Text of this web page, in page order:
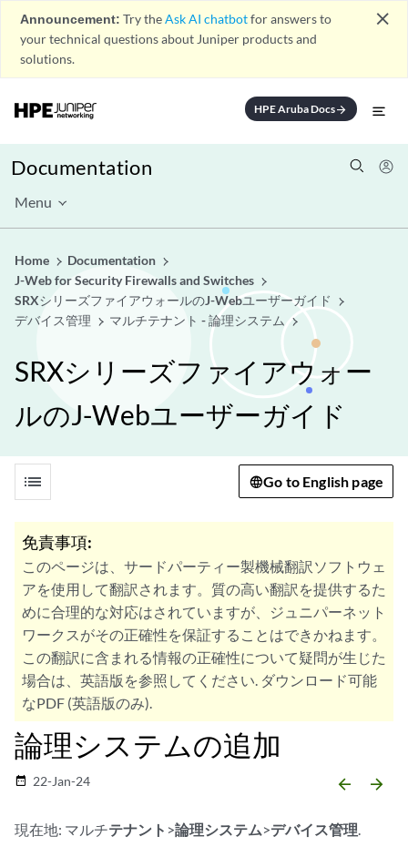
Announcement: Try theAsk AI chatbotfor answers to
your technical questions about Juniper products and
solutions.
close
HPE Aruba Docsarrow_forward
Documentation
Menu
Home
Documentation
J-Web for Security Firewalls and Switches
SRXシリーズファイアウォールのJ-Webユーザーガイド
デバイス管理
マルチテナント - 論理システム
SRXシリーズファイアウォー
ルのJ-Webユーザーガイド
list Go to English page
免責事項:
このページは、サードパーティー製機械翻訳ソフトウェ
アを使用して翻訳されます。質の高い翻訳を提供するた
めに合理的な対応はされていますが、ジュニパーネット
ワークスがその正確性を保証することはできかねます。
この翻訳に含まれる情報の正確性について疑問が生じた
場合は、英語版を参照してください. ダウンロード可能
なPDF (英語版のみ).
論理システムの追加
date_range 22-Jan-24 arrow_backward arrow_forward
現在地: マルチテナント >論理システム>デバイス管理.